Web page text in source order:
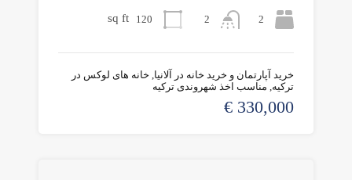
2
2
120
sq ft
خرید آپارتمان و خرید خانه در آلانیا, خانه های لوکس در
ترکیه, مناسب اخذ شهروندی ترکیه
330,000 €